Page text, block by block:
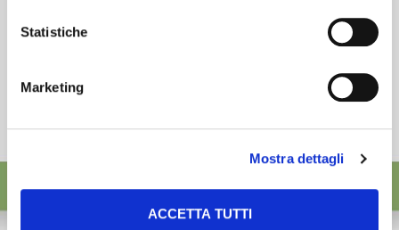
Statistiche
Marketing
Mostra dettagli
ACCETTA TUTTI